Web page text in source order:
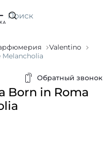
Искать
Valentino
Обратный звонок
Born in Roma